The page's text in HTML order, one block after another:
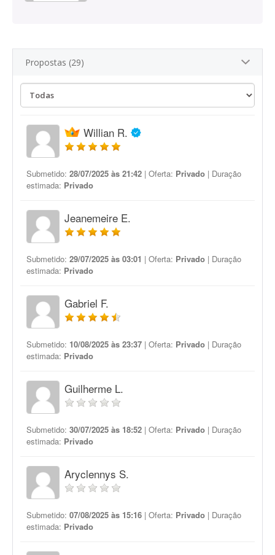
Propostas (29)
Willian R.
Submetido: 28/07/2025 às 21:42 | Oferta: Privado | Duração
estimada: Privado
Jeanemeire E.
Submetido: 29/07/2025 às 03:01 | Oferta: Privado | Duração
estimada: Privado
Gabriel F.
Submetido: 10/08/2025 às 23:37 | Oferta: Privado | Duração
estimada: Privado
Guilherme L.
Submetido: 30/07/2025 às 18:52 | Oferta: Privado | Duração
estimada: Privado
Aryclennys S.
Submetido: 07/08/2025 às 15:16 | Oferta: Privado | Duração
estimada: Privado